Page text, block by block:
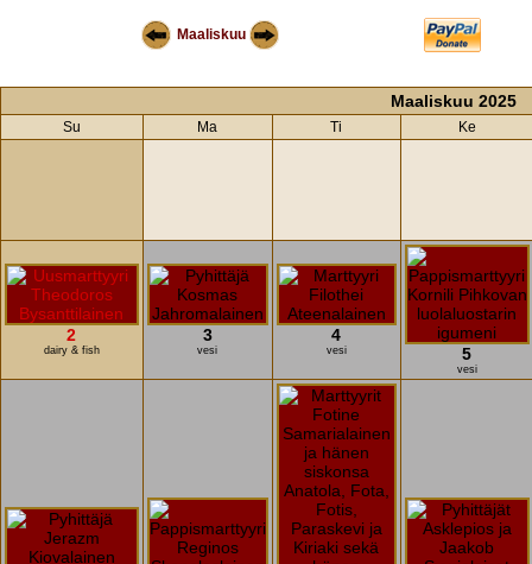
Maaliskuu
Maaliskuu 2025
Su Ma Ti Ke
2
dairy & fish
3
vesi
4
vesi 5
vesi